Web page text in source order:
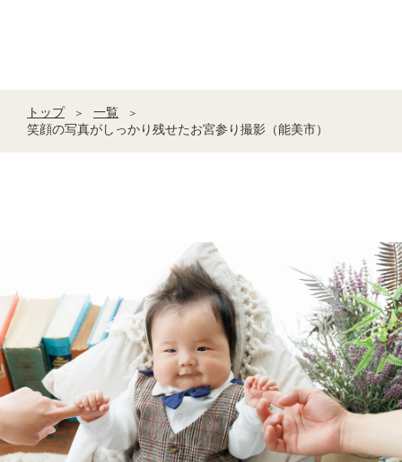
トップ ＞ 一覧 ＞
笑顔の写真がしっかり残せたお宮参り撮影（能美市）